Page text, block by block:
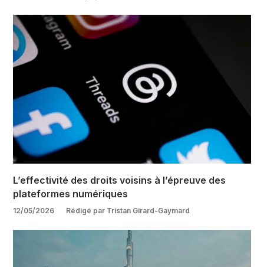
L’effectivité des droits voisins à l’épreuve des
plateformes numériques
12/05/2026 Rédigé par Tristan Girard-Gaymard